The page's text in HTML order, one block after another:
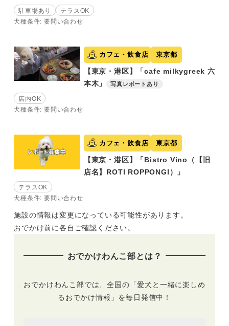
駐車場あり
テラスOK
犬種条件: 要問い合わせ
カフェ・飲食店 東京都
【東京・港区】「cafe milkygreek 六
本木」
写真レポートあり
店内OK
犬種条件: 要問い合わせ
カフェ・飲食店 東京都
【東京・港区】「Bistro Vino（【旧
店名】ROTI ROPPONGI）」
テラスOK
犬種条件: 要問い合わせ
施設の情報は変更になっている可能性があります。
おでかけ前に各自ご確認ください。
おでかけわんこ部とは？
おでかけわんこ部では、全国の「愛犬と一緒に楽しめ
るおでかけ情報」を毎日発信中！